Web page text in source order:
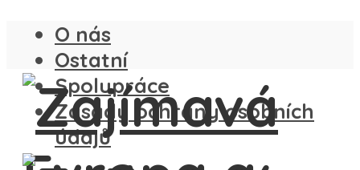
O nás
Ostatní
Spolupráce
Zásady ochrany osobních
údajů